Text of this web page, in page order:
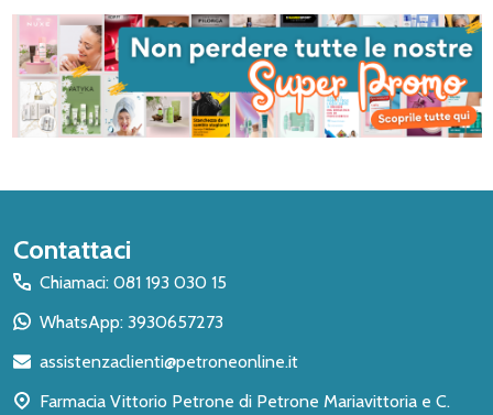
Inizio
del
piè
pagina
Contattaci
Chiamaci: 081 193 030 15
WhatsApp: 3930657273
assistenzaclienti@petroneonline.it
Farmacia Vittorio Petrone di Petrone Mariavittoria e C.